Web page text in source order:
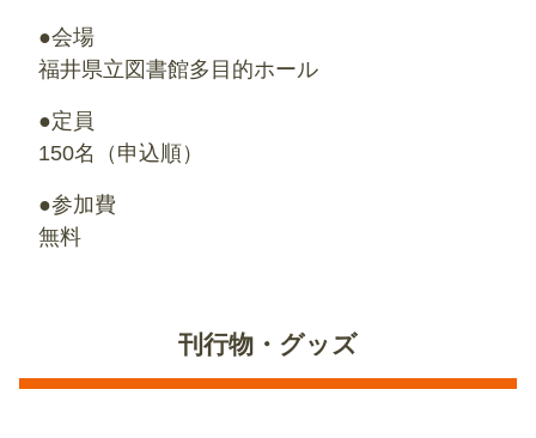
●会場
福井県立図書館多目的ホール
●定員
150名（申込順）
●参加費
無料
刊行物・グッズ